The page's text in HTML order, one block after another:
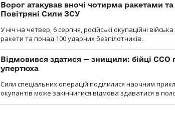
Ворог атакував вночі чотирма ракетами
Повітряні Сили ЗСУ
У ніч на четвер, 6 серпня, російські окупаційні
ракети та понад 100 ударних безпілотників.
Відмовився здатися — знищили: бійці ССО
упертюха
Сили спеціальних операцій поділилися наочним
окупантів може закінчитися відмова здаватися в